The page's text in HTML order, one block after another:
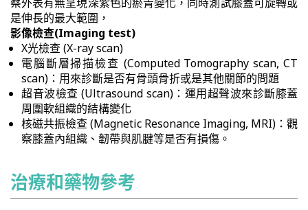
是伸長的最大範圍，
影像檢查(Imaging test)
X光檢查 (X-ray scan)
電腦斷層掃描檢查 (Computed Tomography scan, CT
scan)：用來診斷是否有骨頭骨折或是其他關節的問題
超音波檢查 (Ultrasound scan)：運用超聲波來診斷膝蓋
周圍軟組織的結構變化
核磁共振檢查 (Magnetic Resonance Imaging, MRI)：觀
察膝蓋內組織、韌帶與肌腱等是否有損傷。
治療和藥物參考